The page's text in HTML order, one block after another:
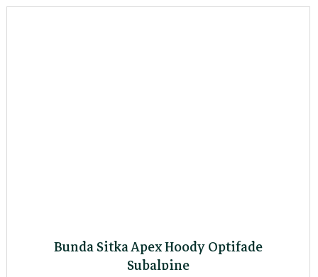
Bunda Sitka Apex Hoody Optifade
Subalpine